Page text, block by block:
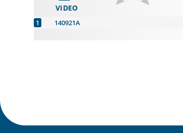
VIDEO
140921A